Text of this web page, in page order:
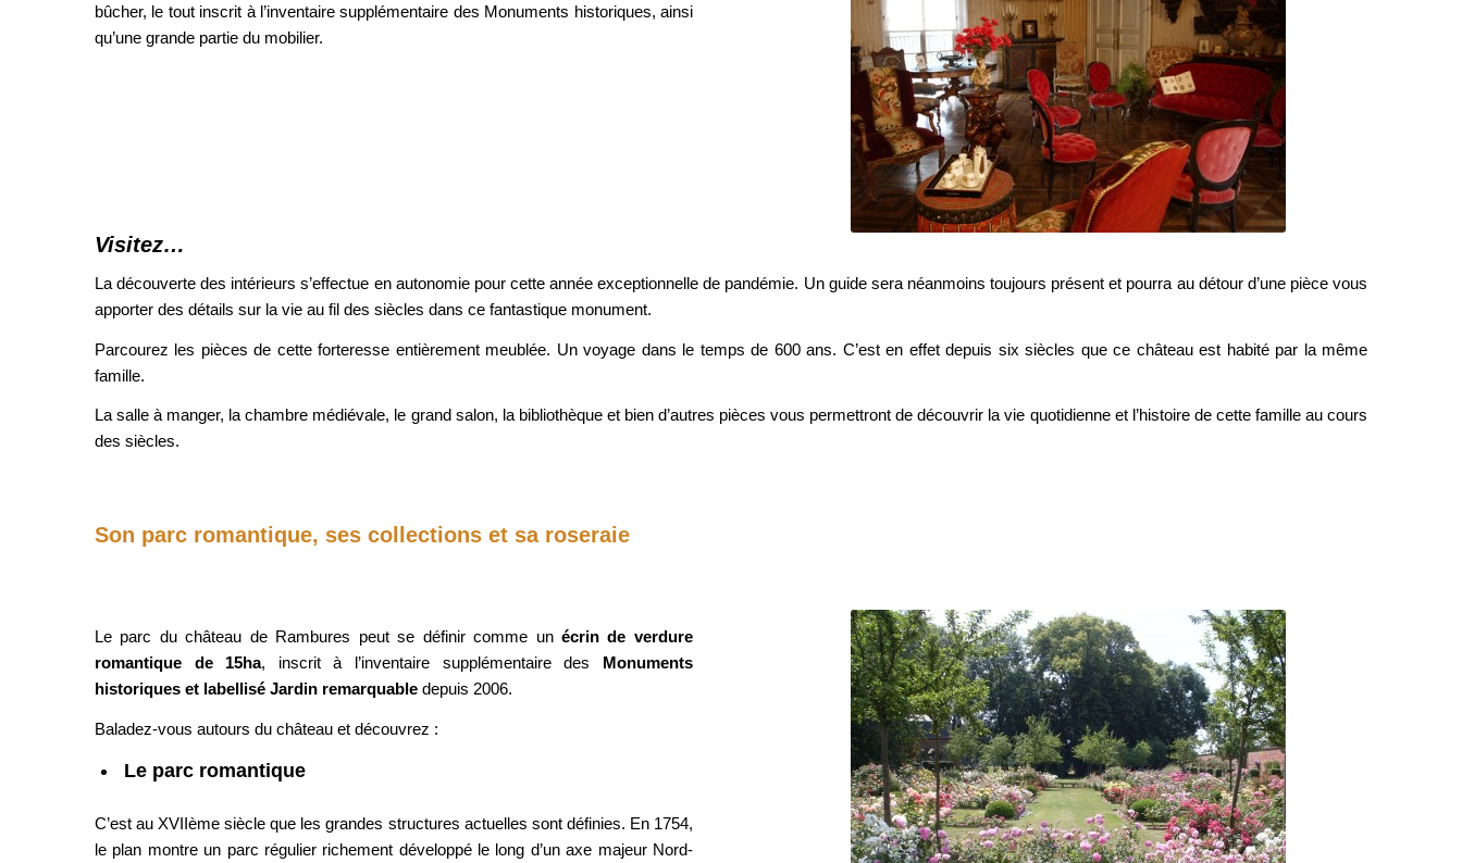
bûcher, le tout inscrit à l’inventaire supplémentaire des Monuments historiques, ainsi
qu’une grande partie du mobilier.
Visitez…
La découverte des intérieurs s’effectue en autonomie pour cette année exceptionnelle de pandémie. Un guide sera néanmoins toujours présent et pourra au détour d’une pièce vous
apporter des détails sur la vie au fil des siècles dans ce fantastique monument.
Parcourez les pièces de cette forteresse entièrement meublée. Un voyage dans le temps de 600 ans. C’est en effet depuis six siècles que ce château est habité par la même
famille.
La salle à manger, la chambre médiévale, le grand salon, la bibliothèque et bien d’autres pièces vous permettront de découvrir la vie quotidienne et l’histoire de cette famille au cours
des siècles.
Son parc romantique, ses collections et sa roseraie
Le parc du château de Rambures peut se définir comme un écrin de verdure
romantique de 15ha, inscrit à l’inventaire supplémentaire des Monuments
historiques et labellisé Jardin remarquable depuis 2006.
Baladez-vous autours du château et découvrez :
Le parc romantique
C’est au XVIIème siècle que les grandes structures actuelles sont définies. En 1754,
le plan montre un parc régulier richement développé le long d’un axe majeur Nord-